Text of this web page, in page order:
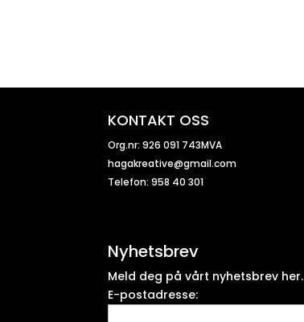
KONTAKT OSS
Org.nr: 926 091 743MVA
hagakreative@gmail.com
Telefon: 958 40 301
Nyhetsbrev
Meld deg på vårt nyhetsbrev her.
E-postadresse: